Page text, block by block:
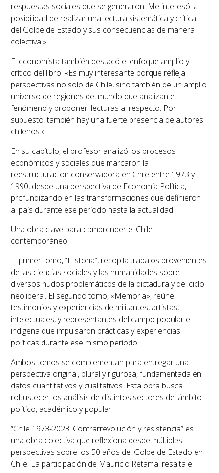
respuestas sociales que se generaron. Me interesó la
posibilidad de realizar una lectura sistemática y crítica
del Golpe de Estado y sus consecuencias de manera
colectiva.»
El economista también destacó el enfoque amplio y
crítico del libro: «Es muy interesante porque refleja
perspectivas no solo de Chile, sino también de un amplio
universo de regiones del mundo que analizan el
fenómeno y proponen lecturas al respecto. Por
supuesto, también hay una fuerte presencia de autores
chilenos.»
En su capítulo, el profesor analizó los procesos
económicos y sociales que marcaron la
reestructuración conservadora en Chile entre 1973 y
1990, desde una perspectiva de Economía Política,
profundizando en las transformaciones que definieron
al país durante ese período hasta la actualidad.
Una obra clave para comprender el Chile
contemporáneo
El primer tomo, “Historia”, recopila trabajos provenientes
de las ciencias sociales y las humanidades sobre
diversos nudos problemáticos de la dictadura y del ciclo
neoliberal. El segundo tomo, «Memoria», reúne
testimonios y experiencias de militantes, artistas,
intelectuales, y representantes del campo popular e
indígena que impulsaron prácticas y experiencias
políticas durante ese mismo período.
Ambos tomos se complementan para entregar una
perspectiva original, plural y rigurosa, fundamentada en
datos cuantitativos y cualitativos. Esta obra busca
robustecer los análisis de distintos sectores del ámbito
político, académico y popular.
“Chile 1973-2023: Contrarrevoluciónyresistencia” es
una obra colectiva que reflexiona desde múltiples
perspectivas sobre los 50 años del Golpe de Estado en
Chile. La participación de Mauricio Retamal resalta el